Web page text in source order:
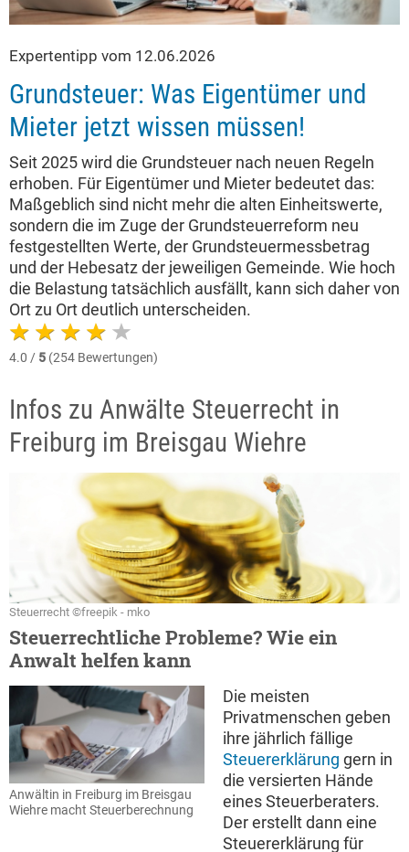
Expertentipp vom 12.06.2026
Grundsteuer: Was Eigentümer und
Mieter jetzt wissen müssen!
Seit 2025 wird die Grundsteuer nach neuen Regeln
erhoben. Für Eigentümer und Mieter bedeutet das:
Maßgeblich sind nicht mehr die alten Einheitswerte,
sondern die im Zuge der Grundsteuerreform neu
festgestellten Werte, der Grundsteuermessbetrag
und der Hebesatz der jeweiligen Gemeinde. Wie hoch
die Belastung tatsächlich ausfällt, kann sich daher von
Ort zu Ort deutlich unterscheiden.
4.0 / 5 (254 Bewertungen)
Infos zu Anwälte Steuerrecht in
Freiburg im Breisgau Wiehre
Steuerrecht ©freepik - mko
Steuerrechtliche Probleme? Wie ein
Anwalt helfen kann
Anwältin in Freiburg im Breisgau
Wiehre macht Steuerberechnung
Die meisten
Privatmenschen geben
ihre jährlich fällige
Steuererklärung gern in
die versierten Hände
eines Steuerberaters.
Der erstellt dann eine
Steuererklärung für